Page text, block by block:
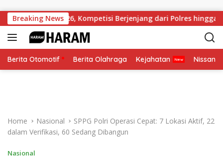
Breaking News
Cup 2026, Kompetisi Berjenjang dari Polres hingga Nasional
Berita Otomotif Berita Olahraga Kejahatan Nissan
Home Nasional
SPPG Polri Operasi Cepat: 7 Lokasi Aktif, 22
dalam Verifikasi, 60 Sedang Dibangun
Nasional